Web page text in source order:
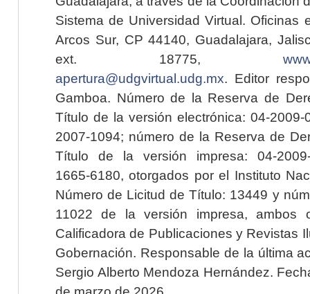
Sistema de Universidad Virtual. Oficinas
Arcos Sur, CP 44140, Guadalajara,
ext. 18775,
apertura@udgvirtual.udg.mx. Editor
Gamboa. Número de la Reserva de
Título de la versión electrónica: 04-2009-
2007-1094; número de la Reserva de
Título de la versión impresa: 04-2009-
1665-6180, otorgados por el Instituto
Número de Licitud de Título: 13449 y
11022 de la versión impresa, ambos
Calificadora de Publicaciones y Revistas
Gobernación. Responsable de la última
Sergio Alberto Mendoza Hernández.